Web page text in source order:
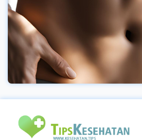
Glioblastoma adalah kanker
diobati. Perawatan dilakukan
meringankan gejala dan
nyaman serta memperpanjang
pengidapnya.